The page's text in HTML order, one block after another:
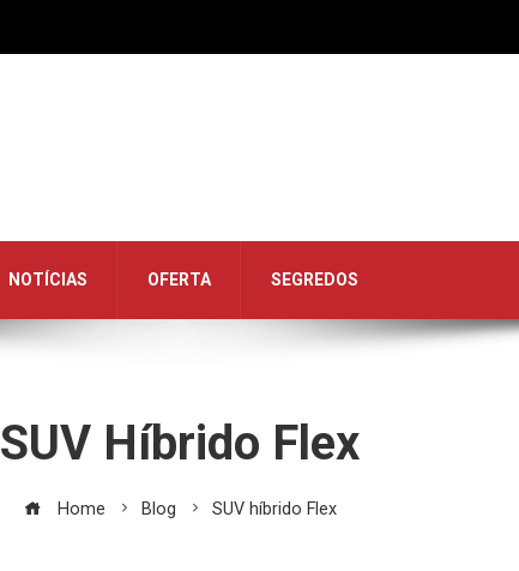
NOTÍCIAS OFERTA SEGREDOS
SUV Híbrido Flex
Home Blog SUV híbrido Flex